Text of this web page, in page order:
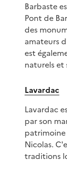
Barbaste
Pont de
des
amateurs
est
naturels et
Lavardac
Lavardac
par son
Nicolas.
traditions